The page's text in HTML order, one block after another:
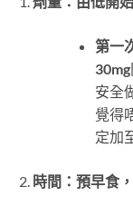
第一
30mg
安全
覺得
定加
時間：預早食